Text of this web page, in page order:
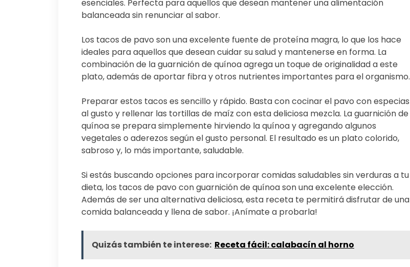
esenciales. Perfecta para aquellos que desean mantener una alimentación
balanceada sin renunciar al sabor.
Los tacos de pavo son una excelente fuente de proteína magra, lo que los hace
ideales para aquellos que desean cuidar su salud y mantenerse en forma. La
combinación de la guarnición de quínoa agrega un toque de originalidad a este
plato, además de aportar fibra y otros nutrientes importantes para el organismo.
Preparar estos tacos es sencillo y rápido. Basta con cocinar el pavo con especias
al gusto y rellenar las tortillas de maíz con esta deliciosa mezcla. La guarnición de
quínoa se prepara simplemente hirviendo la quínoa y agregando algunos
vegetales o aderezos según el gusto personal. El resultado es un plato colorido,
sabroso y, lo más importante, saludable.
Si estás buscando opciones para incorporar comidas saludables sin verduras a tu
dieta, los tacos de pavo con guarnición de quínoa son una excelente elección.
Además de ser una alternativa deliciosa, esta receta te permitirá disfrutar de una
comida balanceada y llena de sabor. ¡Anímate a probarla!
Quizás también te interese: Receta fácil: calabacín al horno